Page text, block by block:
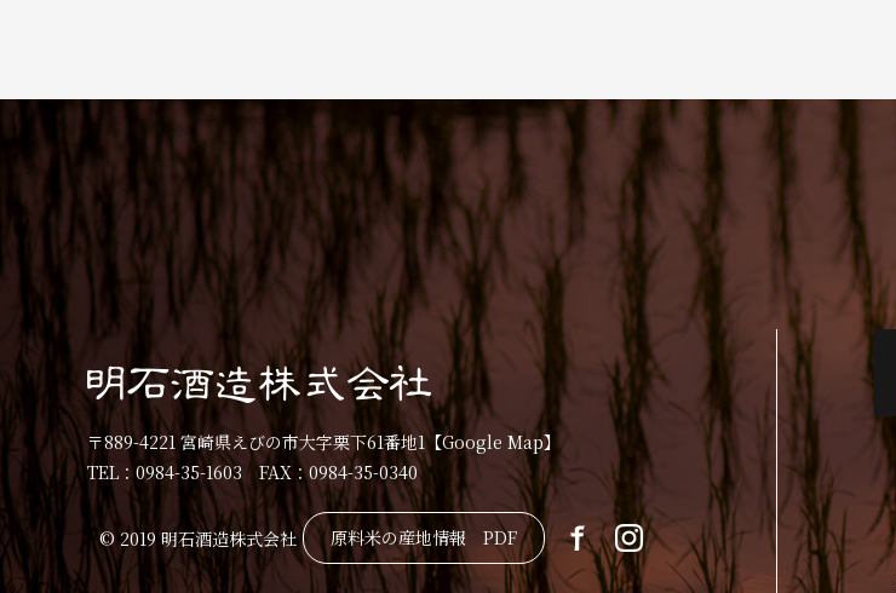
〒889-4221 宮崎県えびの市大字栗下61番地1【Google Map】
TEL：0984-35-1603 FAX：0984-35-0340
© 2019 明石酒造株式会社 原料米の産地情報 PDF